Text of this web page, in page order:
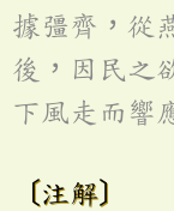
據彊齊，從
後，因民之
下風走而響
〔注解〕